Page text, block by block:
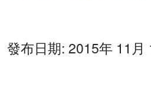
發布日期: 2015年 11月